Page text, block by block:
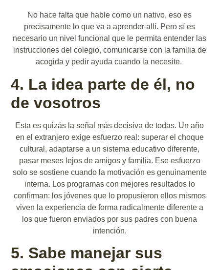
No hace falta que hable como un nativo, eso es
precisamente lo que va a aprender allí. Pero sí es
necesario un nivel funcional que le permita entender las
instrucciones del colegio, comunicarse con la familia de
acogida y pedir ayuda cuando la necesite.
4. La idea parte de él, no
de vosotros
Esta es quizás la señal más decisiva de todas. Un año
en el extranjero exige esfuerzo real: superar el choque
cultural, adaptarse a un sistema educativo diferente,
pasar meses lejos de amigos y familia. Ese esfuerzo
solo se sostiene cuando la motivación es genuinamente
interna. Los programas con mejores resultados lo
confirman: los jóvenes que lo propusieron ellos mismos
viven la experiencia de forma radicalmente diferente a
los que fueron enviados por sus padres con buena
intención.
5. Sabe manejar sus